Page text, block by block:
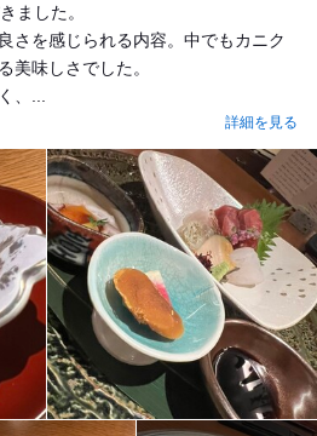
ました。
さを感じられる内容。中でもカニク
美味しさでした。
、...
詳細を見る